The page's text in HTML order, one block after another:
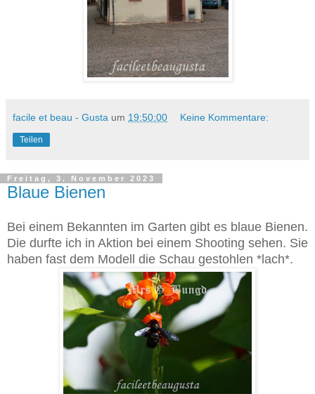
facile et beau - Gusta um 19:50:00 Keine Kommentare:
Teilen
Freitag, 3. November 2023
Blaue Bienen
Bei einem Bekannten im Garten gibt es blaue Bienen.
Die durfte ich in Aktion bei einem Shooting sehen. Sie
haben fast dem Modell die Schau gestohlen *lach*.